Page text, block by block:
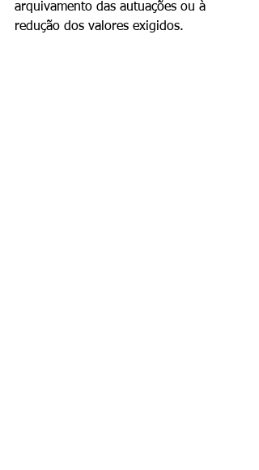
arquivamento das autuações ou à
redução dos valores exigidos.